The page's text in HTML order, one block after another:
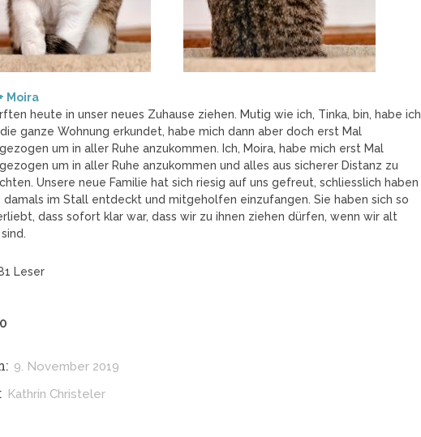
Moira
heute in unser neues Zuhause ziehen. Mutig wie ich, Tinka, bin, habe ich
ganze Wohnung erkundet, habe mich dann aber doch erst Mal
um in aller Ruhe anzukommen. Ich, Moira, habe mich erst Mal
um in aller Ruhe anzukommen und alles aus sicherer Distanz zu
Unsere neue Familie hat sich riesig auf uns gefreut, schliesslich haben
damals im Stall entdeckt und mitgeholfen einzufangen. Sie haben sich so
dass sofort klar war, dass wir zu ihnen ziehen dürfen, wenn wir alt
Leser
0
9. November 2019
Kathrin Christeler